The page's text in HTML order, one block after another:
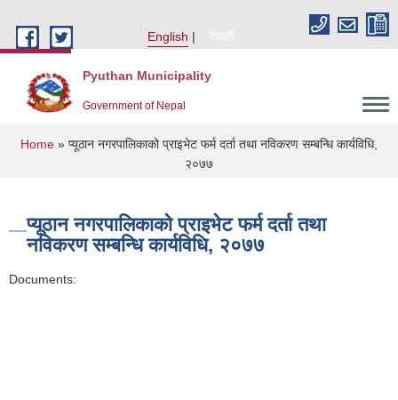
English
नेपाली
Pyuthan Municipality
Government of Nepal
You are here
Home » प्यूठान नगरपालिकाको प्राइभेट फर्म दर्ता तथा नविकरण सम्बन्धि कार्यविधि,
२०७७
प्यूठान नगरपालिकाको प्राइभेट फर्म दर्ता तथा
नविकरण सम्बन्धि कार्यविधि, २०७७
Documents: